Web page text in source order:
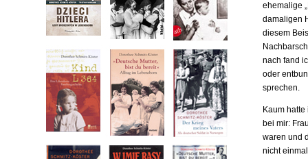
ehemalige
damaligen
diesem
nach fand
oder
sprechen.
Kaum
bei mir:
waren und
nicht